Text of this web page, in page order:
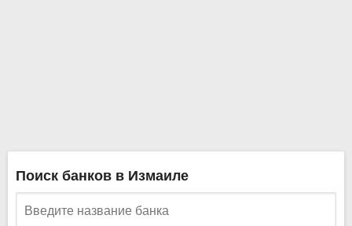
Поиск банков в Измаиле